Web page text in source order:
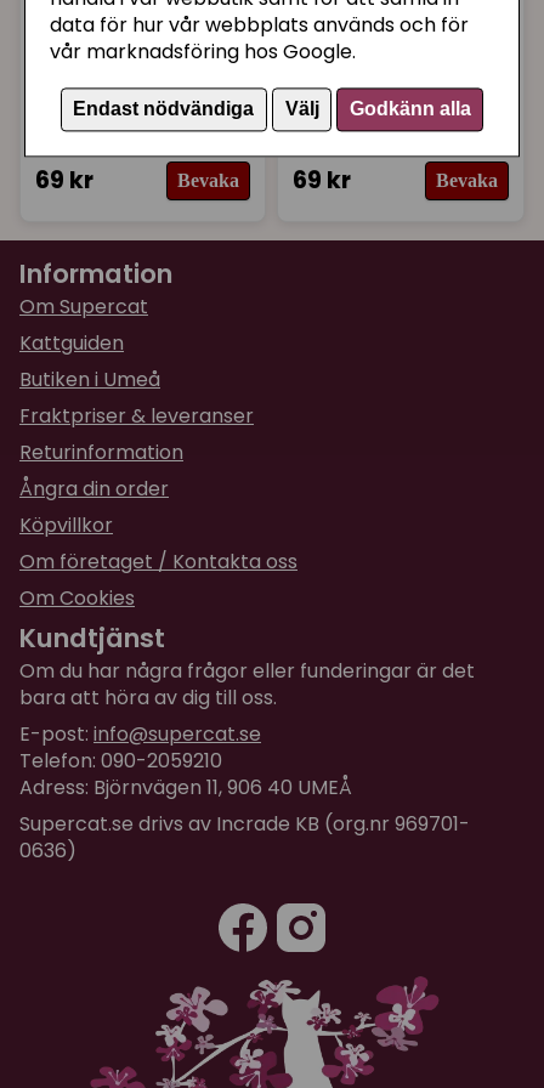
data för hur vår webbplats används och för
vår marknadsföring hos Google.
Endast nödvändiga Välj Godkänn alla
Fågel med ljud Fly
Over röd
69 kr Bevaka
Fågel med ljud Knock
Knock svart
69 kr Bevaka
Information
Om Supercat
Kattguiden
Butiken i Umeå
Fraktpriser & leveranser
Returinformation
Ångra din order
Köpvillkor
Om företaget / Kontakta oss
Om Cookies
Kundtjänst
Om du har några frågor eller funderingar är det
bara att höra av dig till oss.
E-post: info@supercat.se
Telefon: 090-2059210
Adress: Björnvägen 11, 906 40 UMEÅ
Supercat.se drivs av Incrade KB (org.nr 969701-
0636)